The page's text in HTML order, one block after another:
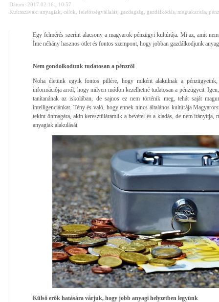
Dátum: 2017.02.16., 10:57
Kulcsszavak: anyagiak célok felelősségvállalás gazdagság gazdálkodás megtakarítás pénz
Egy felmérés szerint alacsony a magyarok pénzügyi kultúrája. Mi az, amit
Íme néhány hasznos ötlet és fontos szempont, hogy jobban gazdálkodjunk
Nem gondolkodunk tudatosan a pénzről
Noha életünk egyik fontos pillére, hogy miként alakulnak a
információja arról, hogy milyen módon kezelhetné tudatosan a pénzügyeit.
tanítanának az iskolában, de sajnos ez nem történik meg, tehát saját
intelligenciánkat. Tény és való, hogy ennek nincs általános kultúrája
tekint önmagára, akin keresztüláramlik a bevétel és a kiadás, de nem irányítja,
anyagiak alakulását.
Külső erők hatására várjuk, hogy jobb anyagi helyzetben legyünk